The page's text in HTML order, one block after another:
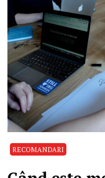
RECOMANDARI